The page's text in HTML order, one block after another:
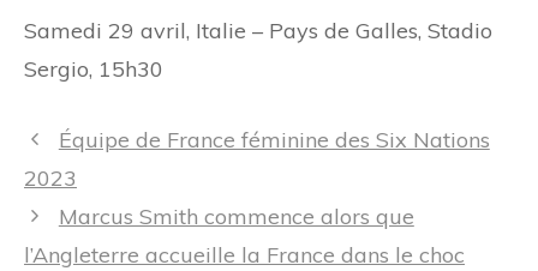
Samedi 29 avril, Italie – Pays de Galles, Stadio
Sergio, 15h30
Navigation
des
Équipe de France féminine des Six Nations
2023
Marcus Smith commence alors que
l’Angleterre accueille la France dans le choc